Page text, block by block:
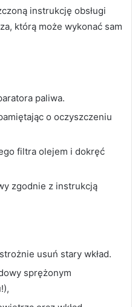
instrukcję obsługi
którą może wykonać sam
paliwa.
o oczyszczeniu
filtra olejem i dokręć
zgodnie z instrukcją
usuń stary wkład.
sprężonym